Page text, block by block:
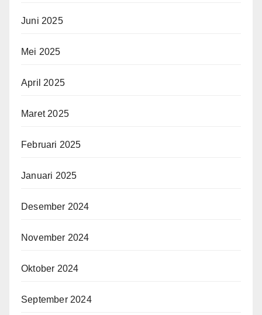
Juni 2025
Mei 2025
April 2025
Maret 2025
Februari 2025
Januari 2025
Desember 2024
November 2024
Oktober 2024
September 2024